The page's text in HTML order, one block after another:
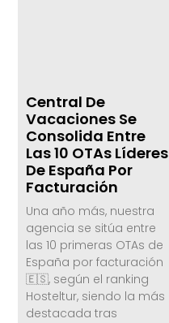
Central De
Vacaciones Se
Consolida Entre
Las 10 OTAs Líderes
De España Por
Facturación
Una año más, nuestra
agencia se sitúa entre
las 10 primeras OTAs de
España por facturación
🇪🇸, según el ranking
Hosteltur, siendo la más
destacada tras